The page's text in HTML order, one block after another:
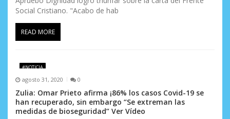
Social Cristiano. "Acabo de hab
READ MORE
#NOTICIA
agosto 31, 2020 0
Zulia: Omar Prieto afirma ¡86% los casos Covid-19 se
han recuperado, sin embargo “Se extreman las
medidas de bioseguridad” Ver Vídeo